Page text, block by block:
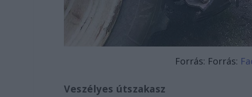
Forrás: Forrás:
Veszélyes útszakasz